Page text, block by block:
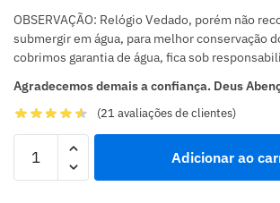
OBSERVAÇÃO: Relógio Vedado, porém não
submergir em água, para melhor conservação
cobrimos garantia de água, fica sob
Agradecemos demais a confiança. Deus
(21 avaliações de clientes)
Adicionar ao